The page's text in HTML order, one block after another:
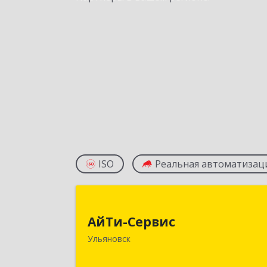
ISO Реальная
АйТи-Сервис
Ульяновск
432073, Ульяновская обл, г.о. Город
Ульяновск, Ульяновск г, Самарская ул,